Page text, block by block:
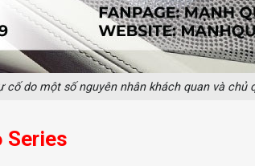
cố do một số nguyên nhân khách quan và chủ
Series